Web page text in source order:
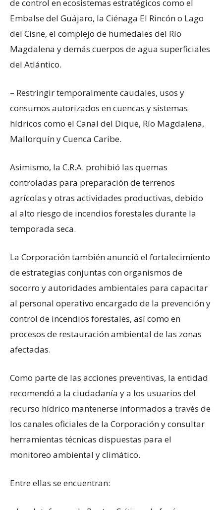
de control en ecosistemas estratégicos como el
Embalse del Guájaro, la Ciénaga El Rincón o Lago
del Cisne, el complejo de humedales del Río
Magdalena y demás cuerpos de agua superficiales
del Atlántico.
– Restringir temporalmente caudales, usos y
consumos autorizados en cuencas y sistemas
hídricos como el Canal del Dique, Río Magdalena,
Mallorquín y Cuenca Caribe.
Asimismo, la C.R.A. prohibió las quemas
controladas para preparación de terrenos
agrícolas y otras actividades productivas, debido
al alto riesgo de incendios forestales durante la
temporada seca.
La Corporación también anunció el fortalecimiento
de estrategias conjuntas con organismos de
socorro y autoridades ambientales para capacitar
al personal operativo encargado de la prevención y
control de incendios forestales, así como en
procesos de restauración ambiental de las zonas
afectadas.
Como parte de las acciones preventivas, la entidad
recomendó a la ciudadanía y a los usuarios del
recurso hídrico mantenerse informados a través de
los canales oficiales de la Corporación y consultar
herramientas técnicas dispuestas para el
monitoreo ambiental y climático.
Entre ellas se encuentran: